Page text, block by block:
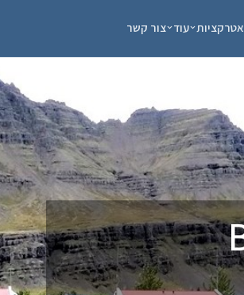
אטרקציות עוד צור קשר